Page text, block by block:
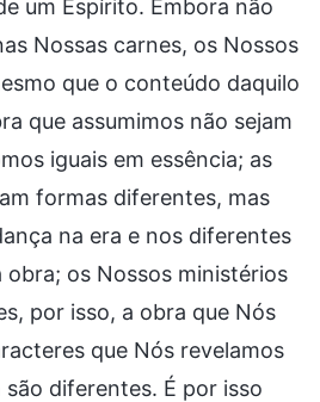
um Espírito. Embora não
Nossas carnes, os Nossos
que o conteúdo daquilo
que assumimos não sejam
iguais em essência; as
formas diferentes, mas
na era e nos diferentes
obra; os Nossos ministérios
por isso, a obra que Nós
que Nós revelamos
diferentes. É por isso